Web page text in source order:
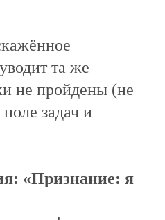
та же
не пройдены (не
задач и
«Признание: я